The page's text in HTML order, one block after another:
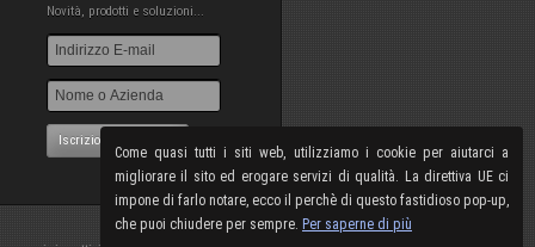
Come quasi tutti i siti web, utilizziamo i cookie per aiutarci a
migliorare il sito ed erogare servizi di qualità. La direttiva UE ci
impone di farlo notare, ecco il perchè di questo fastidioso pop-up,
che puoi chiudere per sempre. Per saperne di più
Novità, prodotti e soluzioni...
Iscrizione NewsLetter